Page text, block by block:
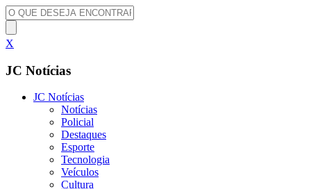
X
JC Notícias
JC Notícias
Notícias
Policial
Destaques
Esporte
Tecnologia
Veículos
Cultura